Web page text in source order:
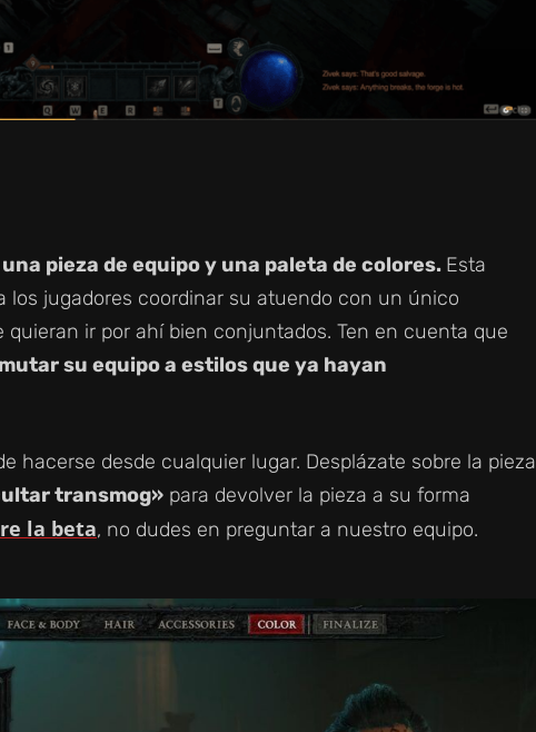
una pieza de equipo y una paleta de colores. Esta
los jugadores coordinar su atuendo con un único
ir por ahí bien conjuntados. Ten en cuenta que
su equipo a estilos que ya hayan
hacerse desde cualquier lugar. Desplázate sobre la pieza
transmog» para devolver la pieza a su forma
la beta, no dudes en preguntar a nuestro equipo.